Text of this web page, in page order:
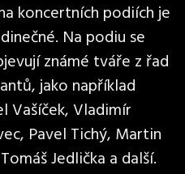
koncertních podiích je
Na podiu se
známé tváře z řad
jako například
Vašíček, Vladimír
Pavel Tichý, Martin
Jedlička a další.